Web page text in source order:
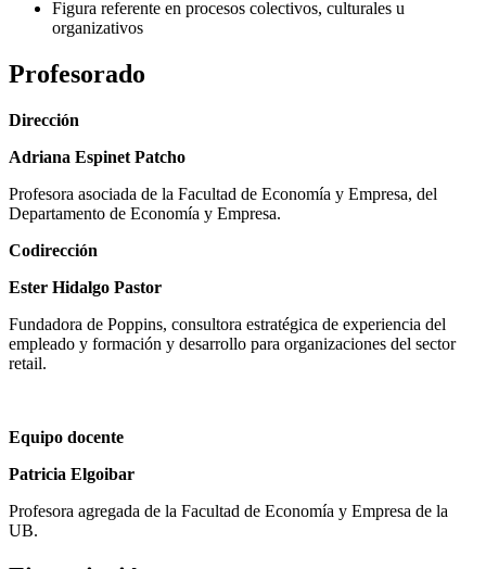
Figura referente en procesos colectivos, culturales u
organizativos
Profesorado
Dirección
Adriana Espinet Patcho
Profesora asociada de la Facultad de Economía y Empresa, del
Departamento de Economía y Empresa.
Codirección
Ester Hidalgo Pastor
Fundadora de Poppins, consultora estratégica de experiencia del
empleado y formación y desarrollo para organizaciones del sector
retail.
Equipo docente
Patricia Elgoibar
Profesora agregada de la Facultad de Economía y Empresa de la
UB.